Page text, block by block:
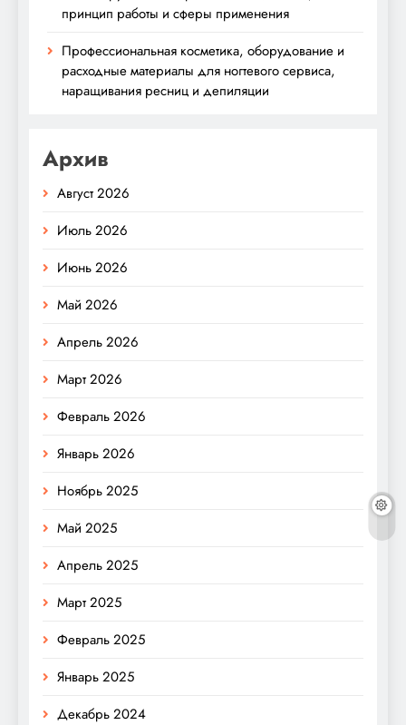
принцип работы и сферы применения
Профессиональная косметика, оборудование и
расходные материалы для ногтевого сервиса,
наращивания ресниц и депиляции
Архив
Август 2026
Июль 2026
Июнь 2026
Май 2026
Апрель 2026
Март 2026
Февраль 2026
Январь 2026
Ноябрь 2025
Май 2025
Апрель 2025
Март 2025
Февраль 2025
Январь 2025
Декабрь 2024